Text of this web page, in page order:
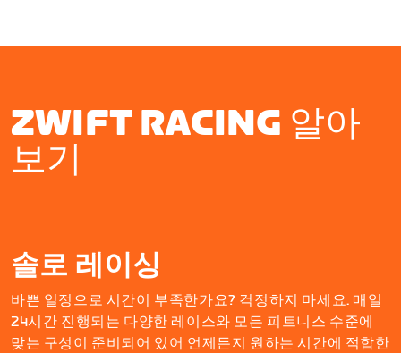
ZWIFT RACING 알아
보기
솔로 레이싱
바쁜 일정으로 시간이 부족한가요? 걱정하지 마세요. 매일
24시간 진행되는 다양한 레이스와 모든 피트니스 수준에
맞는 구성이 준비되어 있어 언제든지 원하는 시간에 적합한